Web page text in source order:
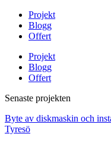
Projekt
Blogg
Offert
Projekt
Blogg
Offert
Senaste projekten
Byte av diskmaskin och
Tyresö